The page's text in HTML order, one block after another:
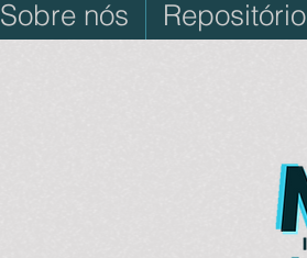
Sobre nós Repositório